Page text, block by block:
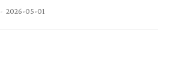
- 2026-05-01